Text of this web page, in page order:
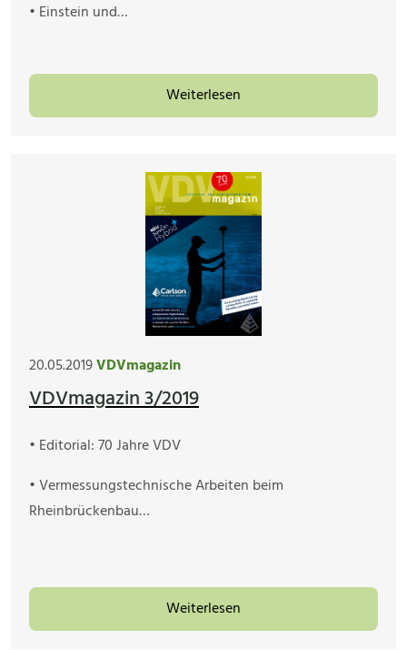
• Einstein und…
Weiterlesen
20.05.2019VDVmagazin
VDVmagazin 3/2019
• Editorial: 70 Jahre VDV
• Vermessungstechnische Arbeiten beim
Rheinbrückenbau…
Weiterlesen